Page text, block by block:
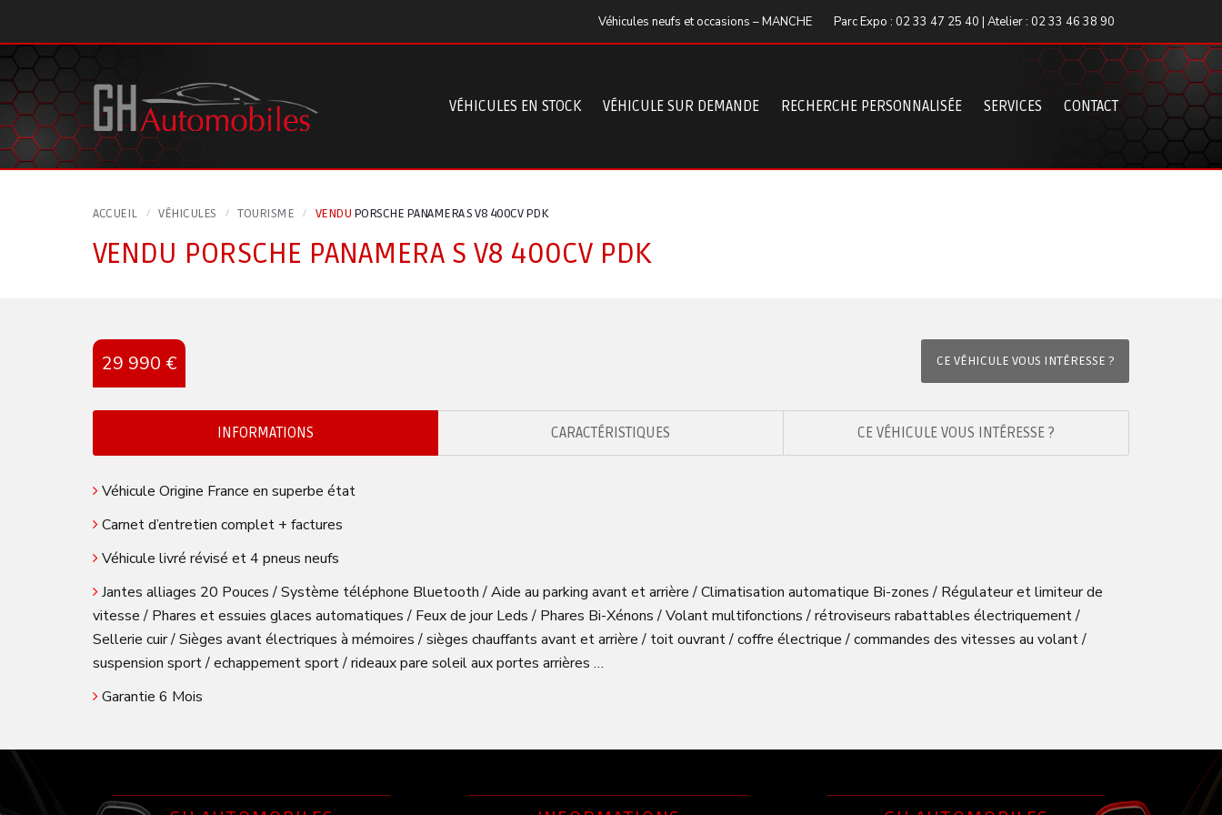
Véhicules neufs et occasions – MANCHE Parc Expo : 02 33 47 25 40 | Atelier : 02 33 46 38 90
VÉHICULES EN STOCK VÉHICULE SUR DEMANDE RECHERCHE PERSONNALISÉE SERVICES CONTACT
ACCUEIL VÉHICULES TOURISME VENDU PORSCHE PANAMERA S V8 400CV PDK
VENDU PORSCHE PANAMERA S V8 400CV PDK
29 990 € CE VÉHICULE VOUS INTÉRESSE ?
INFORMATIONS CARACTÉRISTIQUES CE VÉHICULE VOUS INTÉRESSE ?
Véhicule Origine France en superbe état
Carnet d’entretien complet + factures
Véhicule livré révisé et 4 pneus neufs
Jantes alliages 20 Pouces / Système téléphone Bluetooth / Aide au parking avant et arrière / Climatisation automatique Bi-zones / Régulateur et limiteur de
vitesse / Phares et essuies glaces automatiques / Feux de jour Leds / Phares Bi-Xénons / Volant multifonctions / rétroviseurs rabattables électriquement /
Sellerie cuir / Sièges avant électriques à mémoires / sièges chauffants avant et arrière / toit ouvrant / coffre électrique / commandes des vitesses au volant /
suspension sport / echappement sport / rideaux pare soleil aux portes arrières …
Garantie 6 Mois